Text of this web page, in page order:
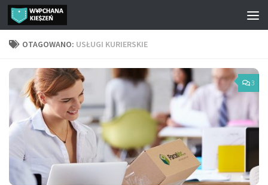
Przejdź do treści
OTAGOWANO: USŁUGI KURIERSKIE
3